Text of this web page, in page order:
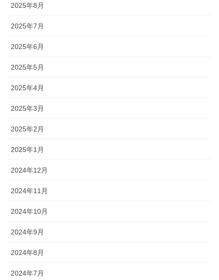
2025年8月
2025年7月
2025年6月
2025年5月
2025年4月
2025年3月
2025年2月
2025年1月
2024年12月
2024年11月
2024年10月
2024年9月
2024年8月
2024年7月